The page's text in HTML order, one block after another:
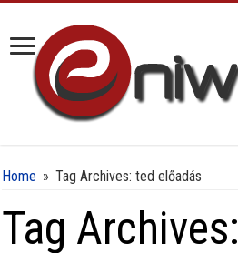
Home » Tag Archives: ted előadás
Tag Archives: